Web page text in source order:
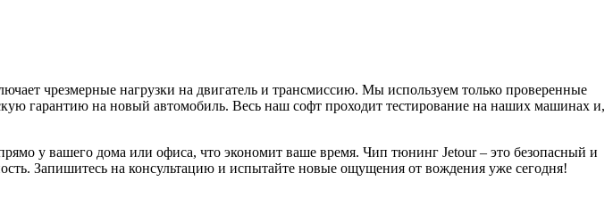
чрезмерные нагрузки на двигатель и трансмиссию. Мы используем только проверенные
гарантию на новый автомобиль. Весь наш софт проходит тестирование на наших машинах и,
у вашего дома или офиса, что экономит ваше время. Чип тюнинг Jetour – это безопасный и
Запишитесь на консультацию и испытайте новые ощущения от вождения уже сегодня!